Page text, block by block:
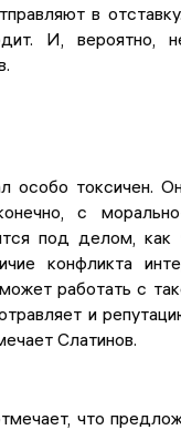
в
И, вероятно,
особо токсичен.
с
под делом, как
конфликта
работать с
и
Слатинов.
что